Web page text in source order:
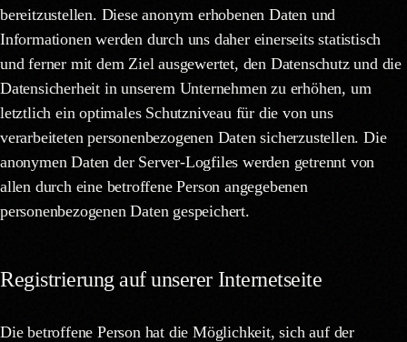
bereitzustellen. Diese anonym erhobenen Daten und
Informationen werden durch uns daher einerseits statistisch
und ferner mit dem Ziel ausgewertet, den Datenschutz und die
Datensicherheit in unserem Unternehmen zu erhöhen, um
letztlich ein optimales Schutzniveau für die von uns
verarbeiteten personenbezogenen Daten sicherzustellen. Die
anonymen Daten der Server-Logfiles werden getrennt von
allen durch eine betroffene Person angegebenen
personenbezogenen Daten gespeichert.
Registrierung auf unserer Internetseite
Die betroffene Person hat die Möglichkeit, sich auf der